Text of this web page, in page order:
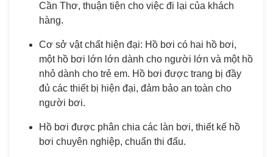
Cần Thơ, thuận tiện cho việc đi lại của khách
hàng.
Cơ sở vật chất hiện đại: Hồ bơi có hai hồ bơi,
một hồ bơi lớn lớn dành cho người lớn và một hồ
nhỏ dành cho trẻ em. Hồ bơi được trang bị đầy
đủ các thiết bị hiện đại, đảm bảo an toàn cho
người bơi.
Hồ bơi được phân chia các làn bơi, thiết kế hồ
bơi chuyên nghiệp, chuẩn thi đấu.